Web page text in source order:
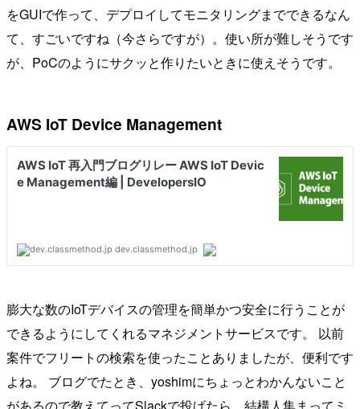
をGUIで作って、デプロイしてモニタリングまでできるなん
て、すごいですね（今さらですが）。使い所が難しそうです
が、PoCのようにサクッと作りたいときに使えそうです。
AWS IoT Device Management
膨大な数のIoTデバイスの管理を簡単かつ安全に行うことが
できるようにしてくれるマネジメントサービスです。 以前
案件でフリートの検索を使ったことありましたが、便利です
よね。 ブログでたとき、yoshimにちょっとわかんないこと
があるので教えてってSlackで投げたら、結構人集まってミ